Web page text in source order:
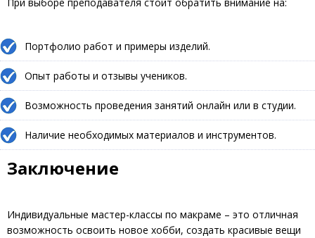
При выборе преподавателя стоит обратить внимание на:
Портфолио работ и примеры изделий.
Опыт работы и отзывы учеников.
Возможность проведения занятий онлайн или в студии.
Наличие необходимых материалов и инструментов.
Заключение
Индивидуальные мастер-классы по макраме – это отличная
возможность освоить новое хобби, создать красивые вещи